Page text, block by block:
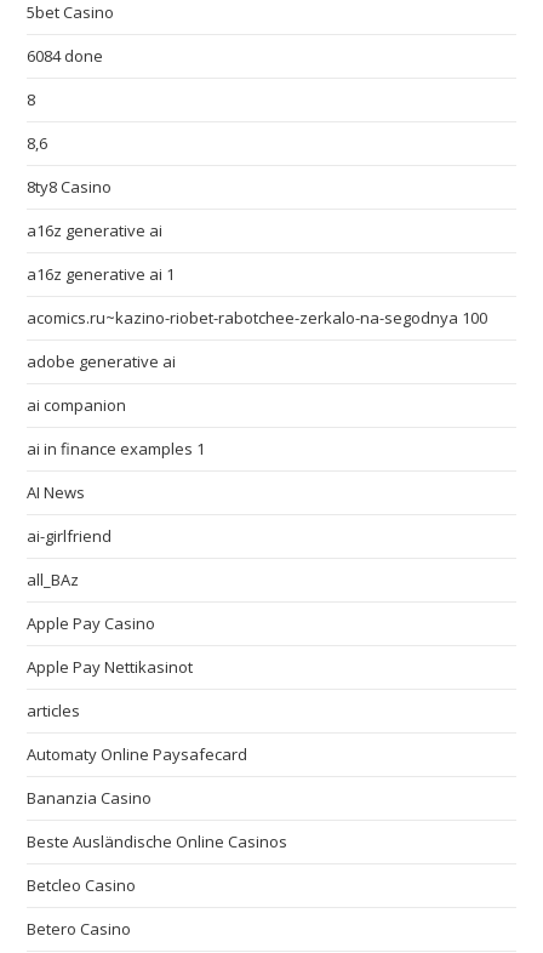
5bet Casino
6084 done
8
8,6
8ty8 Casino
a16z generative ai
a16z generative ai 1
acomics.ru~kazino-riobet-rabotchee-zerkalo-na-segodnya 100
adobe generative ai
ai companion
ai in finance examples 1
AI News
ai-girlfriend
all_BAz
Apple Pay Casino
Apple Pay Nettikasinot
articles
Automaty Online Paysafecard
Bananzia Casino
Beste Ausländische Online Casinos
Betcleo Casino
Betero Casino